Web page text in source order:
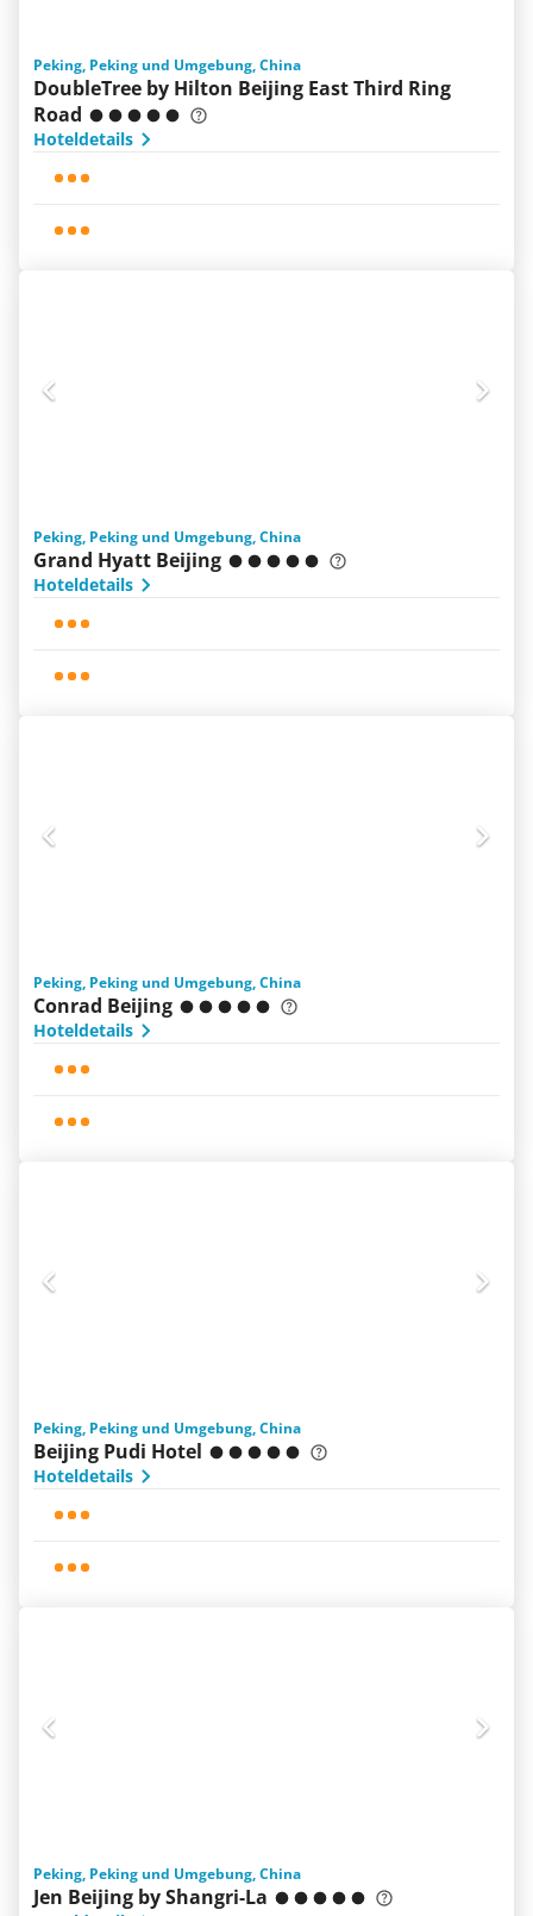
Peking, Peking und Umgebung, China
DoubleTree by Hilton Beijing East Third Ring
Road
Hoteldetails
Peking, Peking und Umgebung, China
Grand Hyatt Beijing
Hoteldetails
Peking, Peking und Umgebung, China
Conrad Beijing
Hoteldetails
Peking, Peking und Umgebung, China
Beijing Pudi Hotel
Hoteldetails
Peking, Peking und Umgebung, China
Jen Beijing by Shangri-La